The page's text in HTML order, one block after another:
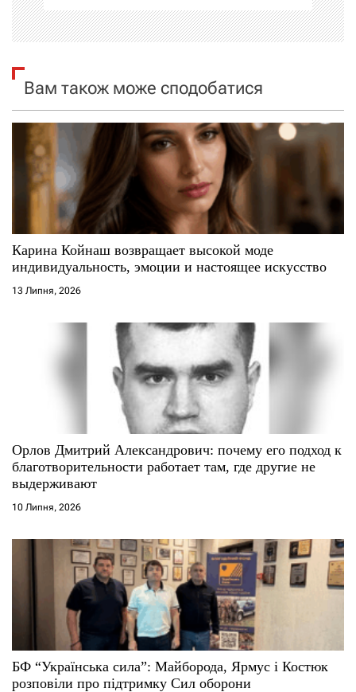
ц
і
я
з
с
і
Вам також може сподобатися
Карина Койнаш возвращает высокой моде
индивидуальность, эмоции и настоящее искусство
13 Липня, 2026
Орлов Дмитрий Александрович: почему его подход к
благотворительности работает там, где другие не
выдерживают
10 Липня, 2026
БФ “Українська сила”: Майборода, Ярмус і Костюк
розповіли про підтримку Сил оборони